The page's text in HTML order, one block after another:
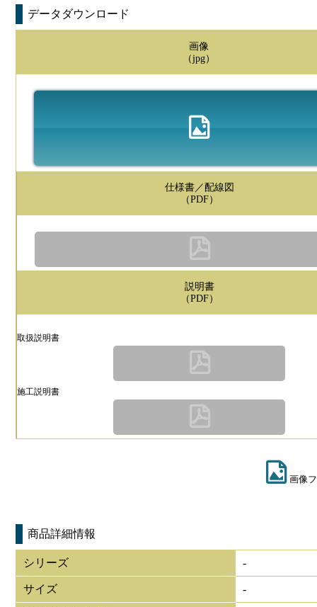
データダウンロード
画像
（jpg）
仕様書／配線図
（PDF）
説明書
（PDF）
取扱説明書
施工説明書
画像
商品詳細情報
シリーズ -
サイズ -